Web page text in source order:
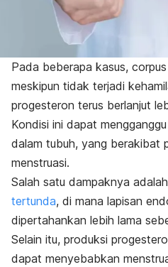
Pada beberapa kasus, c
meskipun tidak terjadi
progesteron terus berlanjut
Kondisi ini dapat
dalam tubuh, yang berakibat
menstruasi.
Salah satu dampaknya adalah
tertunda, di mana lapisan
dipertahankan lebih lama
Selain itu, produksi
dapat menyebabkan